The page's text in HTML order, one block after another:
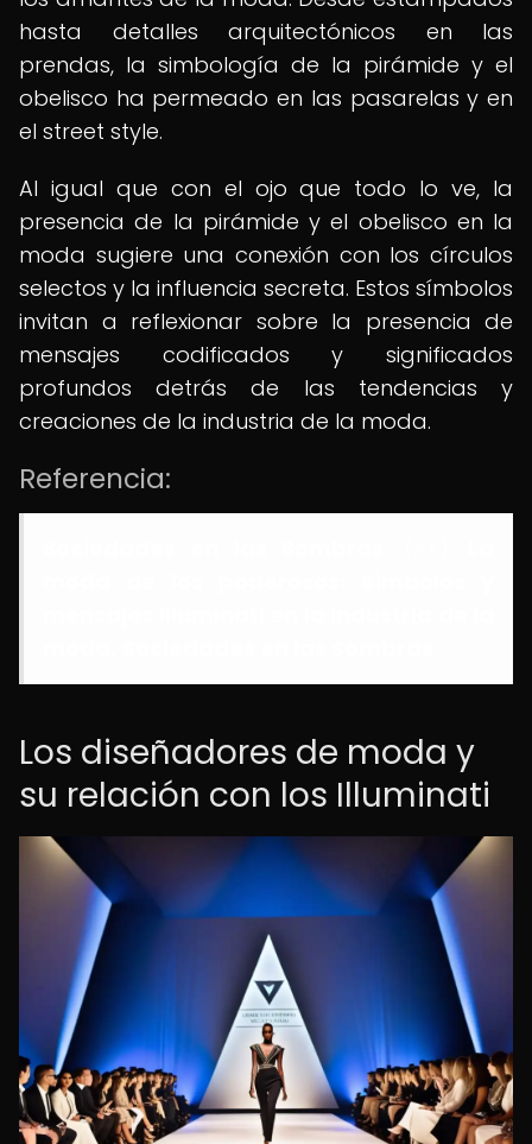
hasta detalles arquitectónicos en las
prendas, la simbología de la pirámide y el
obelisco ha permeado en las pasarelas y en
el street style.
Al igual que con el ojo que todo lo ve, la
presencia de la pirámide y el obelisco en la
moda sugiere una conexión con los círculos
selectos y la influencia secreta. Estos símbolos
invitan a reflexionar sobre la presencia de
mensajes codificados y significados
profundos detrás de las tendencias y
creaciones de la industria de la moda.
Referencia:
Los diseñadores de moda y
su relación con los Illuminati